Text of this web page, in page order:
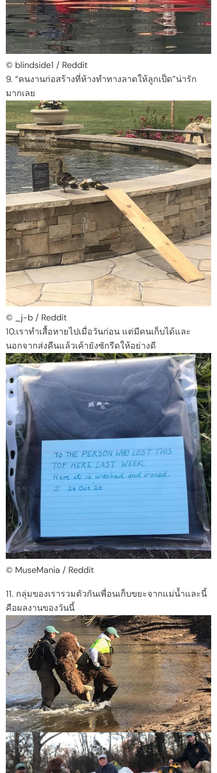
© blindside1 / Reddit
9. “คนงานก่อสร้างที่ห้างทำทางลาดให้ลูกเป็ด”น่ารัก
มากเลย
© _j-b / Reddit
10.เราทำเสื้อหายไปเมื่อวันก่อน แต่มีคนเก็บได้และ
นอกจากส่งคืนแล้วเค้ายังซักรีดให้อย่างดี
© MuseMania / Reddit
11. กลุ่มของเรารวมตัวกันเพื่อนเก็บขยะจากแม่น้ำและนี้
คือผลงานของวันนี้